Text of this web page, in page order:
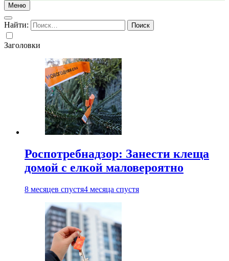
Меню
Найти:
Заголовки
Роспотребнадзор: Занести клеща
домой с елкой маловероятно
8 месяцев спустя4 месяца спустя